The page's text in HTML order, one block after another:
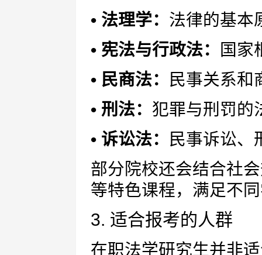
• 法理学： 法律的基本
• 宪法与行政法：
国家
• 民商法：
民事关系和
• 刑法： 犯罪与刑罚的
• 诉讼法：
民事诉讼、
部分院校还会结合社
等特色课程，满足不
3. 适合报考的人群
在职法学研究生并非